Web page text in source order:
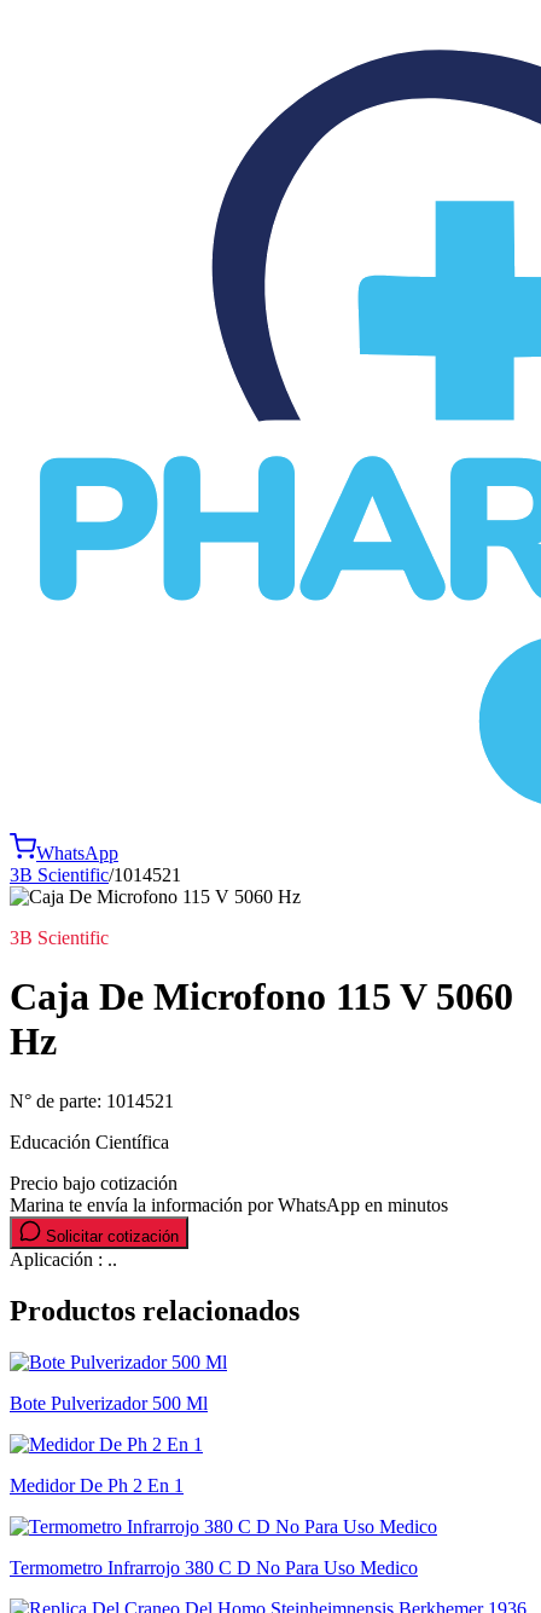
WhatsApp
3B Scientific/1014521
3B Scientific
Caja De Microfono 115 V 5060
Hz
N° de parte: 1014521
Educación Científica
Precio bajo cotización
Marina te envía la información por WhatsApp en minutos
Solicitar cotización
Aplicación : ..
Productos relacionados
Bote Pulverizador 500 Ml
Medidor De Ph 2 En 1
Termometro Infrarrojo 380 C D No Para Uso Medico